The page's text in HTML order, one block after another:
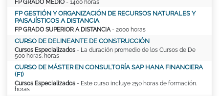
FP GRADO MEDIO - 1400 horas
FP GESTIÓN Y ORGANIZACIÓN DE RECURSOS NATURALES Y
PAISAJÍSTICOS A DISTANCIA
FP GRADO SUPERIOR A DISTANCIA - 2000 horas
CURSO DE DELINEANTE DE CONSTRUCCIÓN
Cursos Especializados - La duración promedio de los Cursos de De
500 horas. horas
CURSO DE MÁSTER EN CONSULTORÍA SAP HANA FINANCIERA
(FI)
Cursos Especializados - Este curso incluye 250 horas de formación.
horas